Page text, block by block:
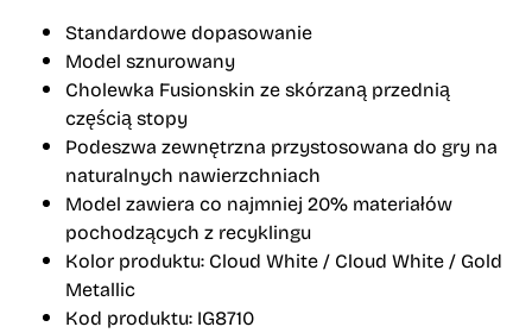
Standardowe dopasowanie
Model sznurowany
Cholewka Fusionskin ze skórzaną przednią
częścią stopy
Podeszwa zewnętrzna przystosowana do gry na
naturalnych nawierzchniach
Model zawiera co najmniej 20% materiałów
pochodzących z recyklingu
Kolor produktu: Cloud White / Cloud White / Gold
Metallic
Kod produktu: IG8710